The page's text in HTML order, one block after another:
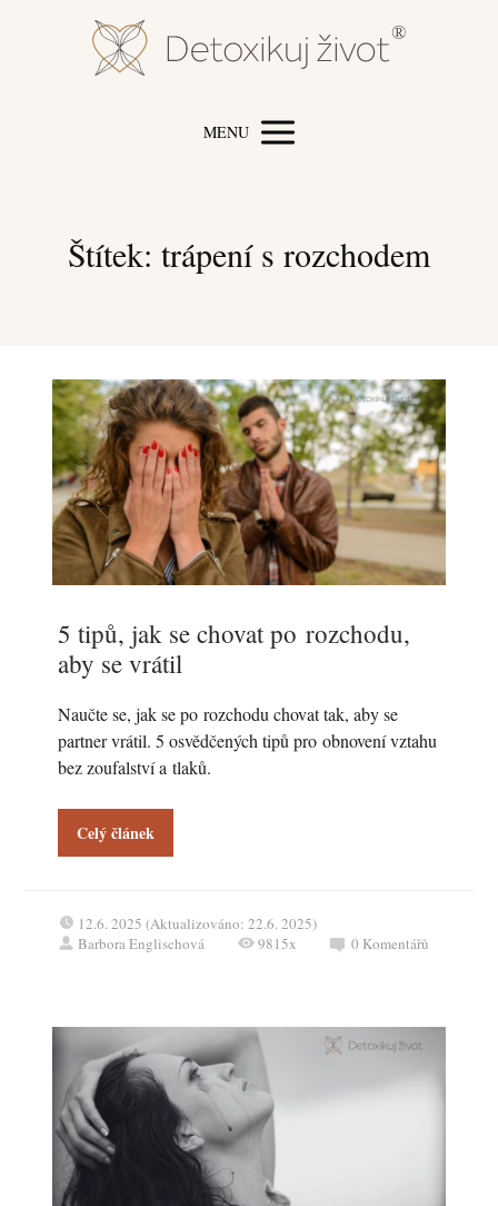
MENU
Štítek: trápení s rozchodem
5 tipů, jak se chovat po rozchodu,
aby se vrátil
Naučte se, jak se po rozchodu chovat tak, aby se
partner vrátil. 5 osvědčených tipů pro obnovení vztahu
bez zoufalství a tlaků.
Celý článek
12.6. 2025 (Aktualizováno: 22.6. 2025)
Barbora Englischová
9815x 0 Komentářů